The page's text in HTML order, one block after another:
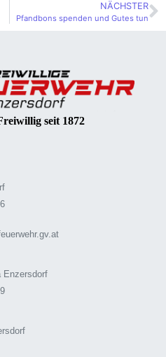
NÄCHSTER
Pfandbons spenden und Gutes tun
seit 1872
Enzersdorf